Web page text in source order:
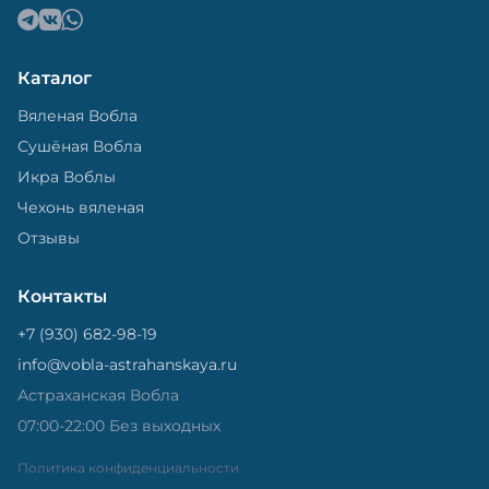
Каталог
Вяленая Вобла
Сушёная Вобла
Икра Воблы
Чехонь вяленая
Отзывы
Контакты
+7 (930) 682-98-19
info@vobla-astrahanskaya.ru
Астраханская Вобла
07:00-22:00 Без выходных
Политика конфиденциальности